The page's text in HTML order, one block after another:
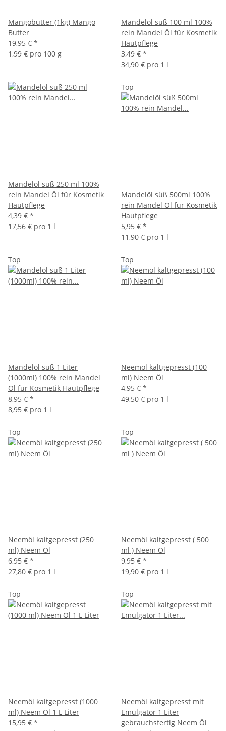
Mangobutter (1kg) Mango
Butter
19,95 € *
1,99 € pro 100 g
Mandelöl süß 100 ml 100%
rein Mandel Öl für Kosmetik
Hautpflege
3,49 € *
34,90 € pro 1 l
Mandelöl süß 250 ml 100%
rein Mandel Öl für Kosmetik
Hautpflege
4,39 € *
17,56 € pro 1 l
Top
Mandelöl süß 500ml 100%
rein Mandel Öl für Kosmetik
Hautpflege
5,95 € *
11,90 € pro 1 l
Top
Mandelöl süß 1 Liter
(1000ml) 100% rein Mandel
Öl für Kosmetik Hautpflege
8,95 € *
8,95 € pro 1 l
Top
Neemöl kaltgepresst (100
ml) Neem Öl
4,95 € *
49,50 € pro 1 l
Top
Neemöl kaltgepresst (250
ml) Neem Öl
6,95 € *
27,80 € pro 1 l
Top
Neemöl kaltgepresst ( 500
ml ) Neem Öl
9,95 € *
19,90 € pro 1 l
Top
Neemöl kaltgepresst (1000
ml) Neem Öl 1 L Liter
15,95 € *
Top
Neemöl kaltgepresst mit
Emulgator 1 Liter
gebrauchsfertig Neem Öl